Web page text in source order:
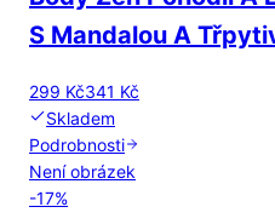
S Mandalou A
299 Kč341 Kč
Skladem
Podrobnosti
Není obrázek
-17%